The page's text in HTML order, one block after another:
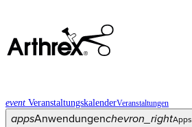
event VeranstaltungskalenderVeranstaltungen
appsAnwendungenchevron_rightApps